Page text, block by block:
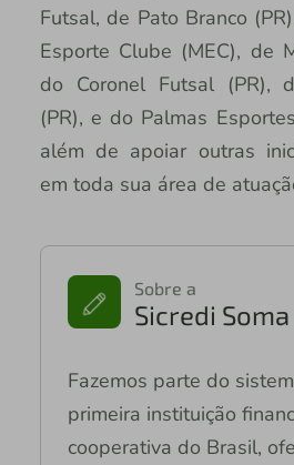
Futsal, de Pato Branco
Esporte Clube (MEC), de
do Coronel Futsal (PR),
(PR), e do Palmas
além de apoiar outras
em toda sua área de
Sobre a
Sicredi Soma
Fazemos parte do
primeira instituição
cooperativa do Brasil,